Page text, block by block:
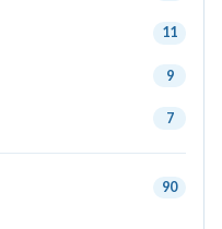
11
9
7
90